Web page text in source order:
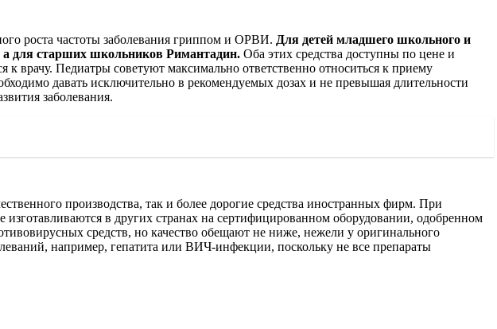
роста частоты заболевания гриппом и ОРВИ. Для детей младшего школьного и
а для старших школьников Римантадин. Оба этих средства доступны по цене и
врачу. Педиатры советуют максимально ответственно относиться к приему
давать исключительно в рекомендуемых дозах и не превышая длительности
заболевания.
производства, так и более дорогие средства иностранных фирм. При
в других странах на сертифицированном оборудовании, одобренном
средств, но качество обещают не ниже, нежели у оригинального
например, гепатита или ВИЧ-инфекции, поскольку не все препараты